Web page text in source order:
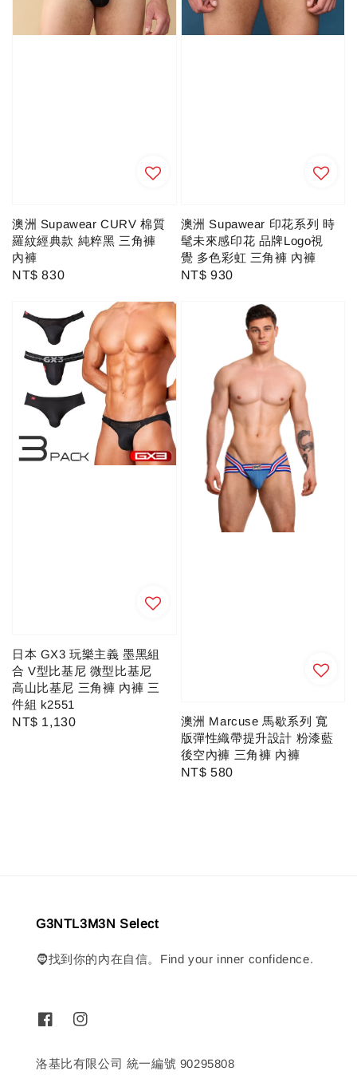
澳洲 Supawear CURV 棉質
羅紋經典款 純粹黑 三角褲
內褲
Regular
NT$ 830
澳洲 Supawear 印花系列 時
髦未來感印花 品牌Logo視
覺 多色彩虹 三角褲 內褲
Regular
NT$ 930
日本 GX3 玩樂主義 墨黑組
合 V型比基尼 微型比基尼
高山比基尼 三角褲 內褲 三
件組 k2551
Regular
NT$ 1,130
澳洲 Marcuse 馬歇系列 寬
版彈性織帶提升設計 粉漆藍
後空內褲 三角褲 內褲
Regular
NT$ 580
G3NTL3M3N Select
🧔找到你的內在自信。Find your inner confidence.
洛基比有限公司 統一編號 90295808